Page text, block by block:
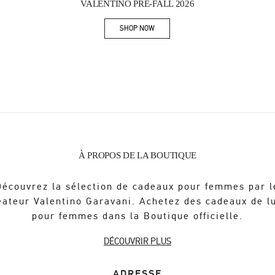
VALENTINO PRE-FALL 2026
SHOP NOWLink Opens in New Tab
À PROPOS DE LA BOUTIQUE
la sélection de cadeaux pour femmes par
Valentino Garavani. Achetez des cadeaux de
pour femmes dans la Boutique officielle.
DÉCOUVRIR PLUS